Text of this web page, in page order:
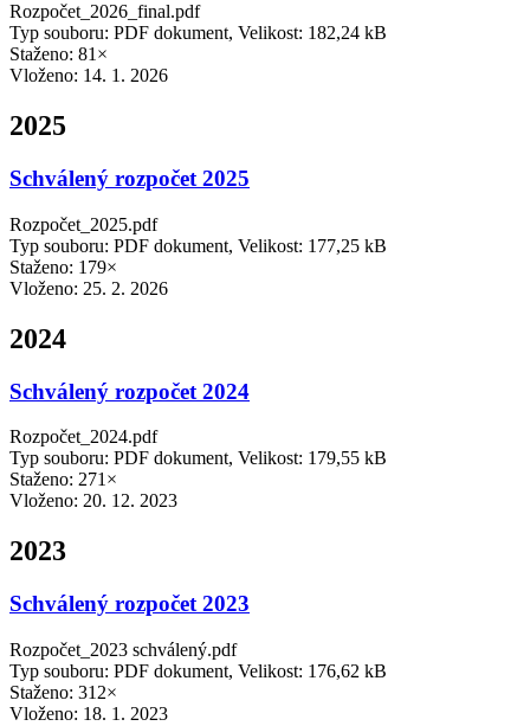
Rozpočet_2026_final.pdf
Typ souboru: PDF dokument, Velikost: 182,24 kB
Staženo: 81×
Vloženo: 14. 1. 2026
2025
Schválený rozpočet 2025
Rozpočet_2025.pdf
Typ souboru: PDF dokument, Velikost: 177,25 kB
Staženo: 179×
Vloženo: 25. 2. 2026
2024
Schválený rozpočet 2024
Rozpočet_2024.pdf
Typ souboru: PDF dokument, Velikost: 179,55 kB
Staženo: 271×
Vloženo: 20. 12. 2023
2023
Schválený rozpočet 2023
Rozpočet_2023 schválený.pdf
Typ souboru: PDF dokument, Velikost: 176,62 kB
Staženo: 312×
Vloženo: 18. 1. 2023